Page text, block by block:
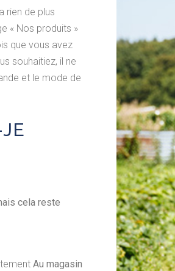
rien de plus
« Nos produits »
que vous avez
souhaitiez, il ne
et le mode de
cela reste
Au magasin